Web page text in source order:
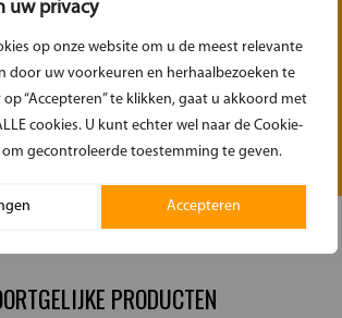
uw privacy
op onze website om u de meest relevante
door uw voorkeuren en herhaalbezoeken te
“Accepteren” te klikken, gaat u akkoord met
cookies. U kunt echter wel naar de Cookie-
gecontroleerde toestemming te geven.
Accepteren
PRODUCTEN